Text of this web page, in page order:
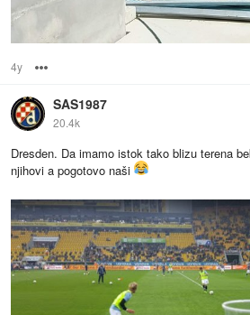
4y
SAS1987
20.4k
Dresden. Da imamo istok tako blizu terena
njihovi a pogotovo naši